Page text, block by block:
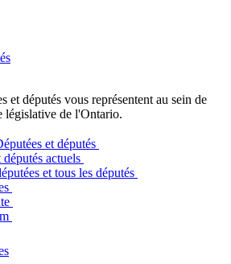
et députés vous représentent au sein de
législative de l'Ontario.
et députés
députés actuels
et tous les députés